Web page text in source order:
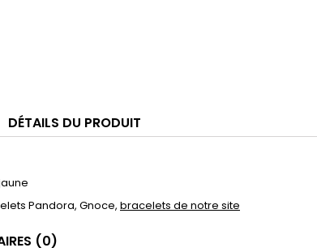
DÉTAILS DU PRODUIT
Pandora, Gnoce, bracelets de notre site
(0)